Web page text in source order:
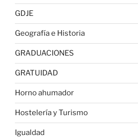
GDJE
Geografía e Historia
GRADUACIONES
GRATUIDAD
Horno ahumador
Hostelería y Turismo
Igualdad